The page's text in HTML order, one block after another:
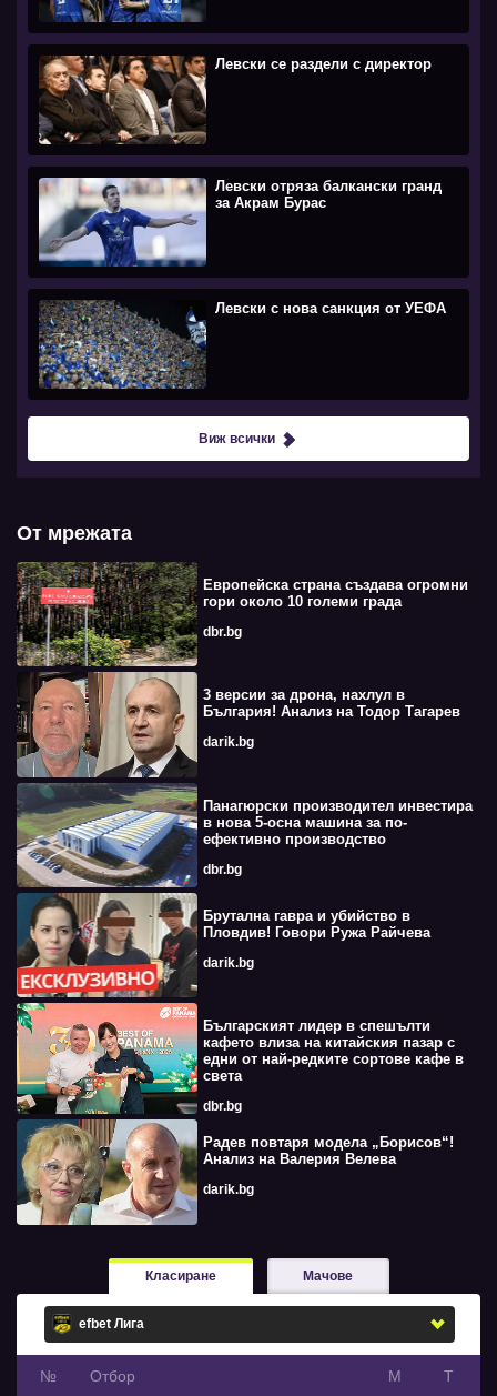
Левски се раздели с директор
Левски отряза балкански гранд
за Акрам Бурас
Левски с нова санкция от УЕФА
Виж всички
От мрежата
Европейска страна създава огромни
гори около 10 големи града
dbr.bg
3 версии за дрона, нахлул в
България! Анализ на Тодор Тагарев
darik.bg
Панагюрски производител инвестира
в нова 5-осна машина за по-
ефективно производство
dbr.bg
Брутална гавра и убийство в
Пловдив! Говори Ружа Райчева
darik.bg
Българският лидер в спешълти
кафето влиза на китайския пазар с
едни от най-редките сортове кафе в
света
dbr.bg
Радев повтаря модела „Борисов“!
Анализ на Валерия Велева
darik.bg
Класиране Мачове
№ Oтбор М Т